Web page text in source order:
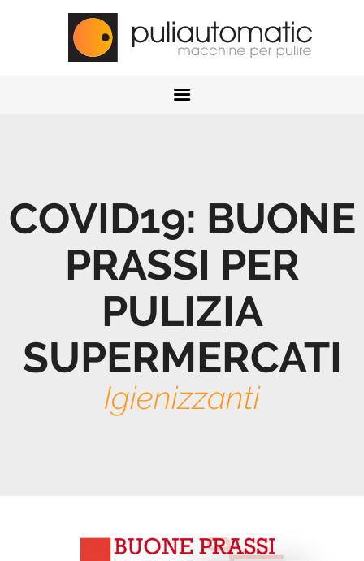
HOME
PRODOTTI
COVID19: BUONE
PRASSI PER
PULIZIA
SUPERMERCATI
Igienizzanti